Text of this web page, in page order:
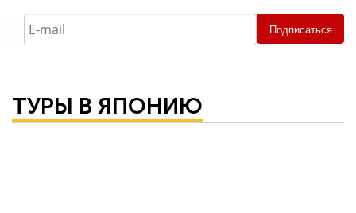
Подписаться
ТУРЫ В ЯПОНИЮ